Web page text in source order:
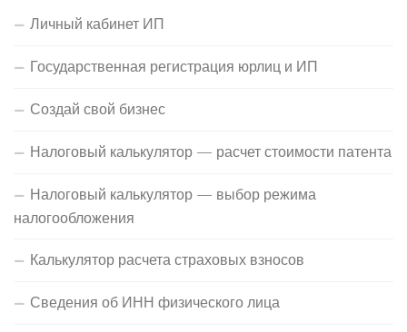
Личный кабинет ИП
Государственная регистрация юрлиц и ИП
Создай свой бизнес
Налоговый калькулятор — расчет стоимости патента
Налоговый калькулятор — выбор режима
налогообложения
Калькулятор расчета страховых взносов
Сведения об ИНН физического лица